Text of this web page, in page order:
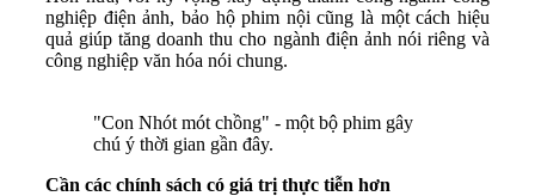
nghiệp điện ảnh, bảo hộ phim nội cũng là một cách hiệu
quả giúp tăng doanh thu cho ngành điện ảnh nói riêng và
công nghiệp văn hóa nói chung.
"Con Nhót mót chồng" - một bộ phim gây
chú ý thời gian gần đây.
Cần các chính sách có giá trị thực tiễn hơn